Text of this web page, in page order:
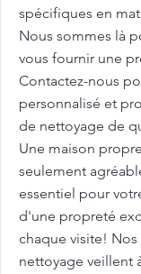
spécifiques en
Nous sommes là
vous fournir une
Contactez-nous
personnalisé et
de nettoyage de
Une maison
seulement
essentiel pour
d'une propreté
chaque visite!
nettoyage veillent